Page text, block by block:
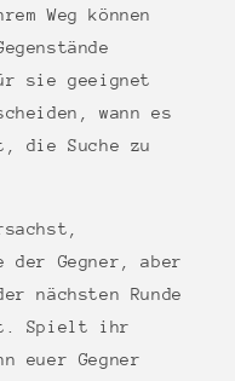
Weg können
sie geeignet
wann es
die Suche zu
Gegner, aber
nächsten Runde
Spielt ihr
euer Gegner